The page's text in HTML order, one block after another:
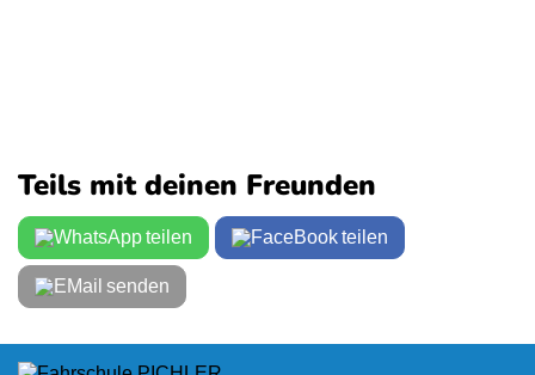
Teils mit deinen Freunden
teilen teilen
senden